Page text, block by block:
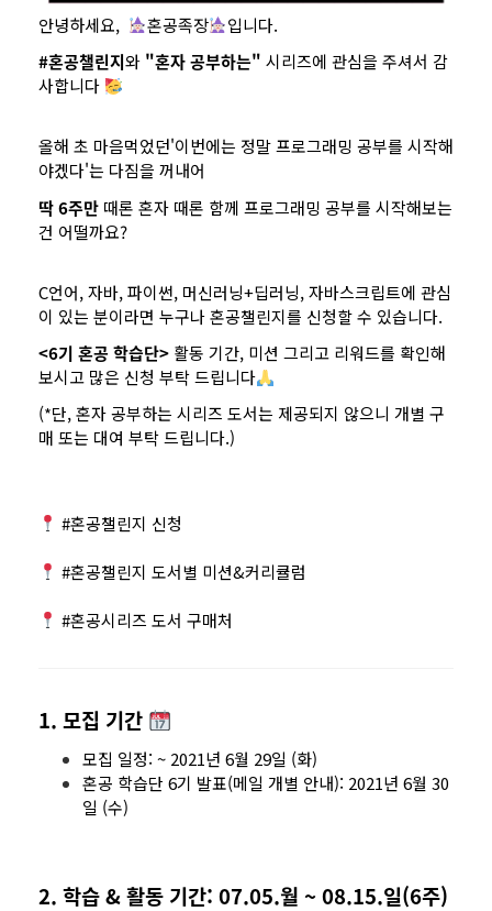
안녕하세요, 혼공족장 입니다.
#혼공챌린지와 "혼자 공부하는" 시리즈에 관심을 주셔서 감
사합니다
올해 초 마음먹었던'이번에는 정말 프로그래밍 공부를 시작해
야겠다'는 다짐을 꺼내어
딱 6주만 때론 혼자 때론 함께 프로그래밍 공부를 시작해보는
건 어떨까요?
C언어, 자바, 파이썬, 머신러닝+딥러닝, 자바스크립트에 관심
이 있는 분이라면 누구나 혼공챌린지를 신청할 수 있습니다.
<6기 혼공 학습단> 활동 기간, 미션 그리고 리워드를 확인해
보시고 많은 신청 부탁 드립니다
(*단, 혼자 공부하는 시리즈 도서는 제공되지 않으니 개별 구
매 또는 대여 부탁 드립니다.)
#혼공챌린지 신청
#혼공챌린지 도서별 미션&커리큘럼
#혼공시리즈 도서 구매처
1. 모집 기간
모집 일정: ~ 2021년 6월 29일 (화)
혼공 학습단 6기 발표(메일 개별 안내): 2021년 6월 30
일 (수)
2. 학습 & 활동 기간: 07.05.월 ~ 08.15.일(6주)